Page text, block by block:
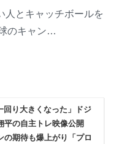
人とキャッチボールを
のキャン…
回り大きくなった」ドジ
平の自主トレ映像公開
の期待も爆上がり「プロ